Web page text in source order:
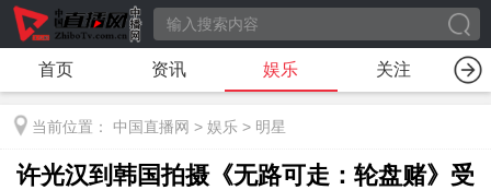
首页 资讯 娱乐 关注
当前位置： 中国直播网 > 娱乐 > 明星
许光汉到韩国拍摄《无路可走：轮盘赌》受